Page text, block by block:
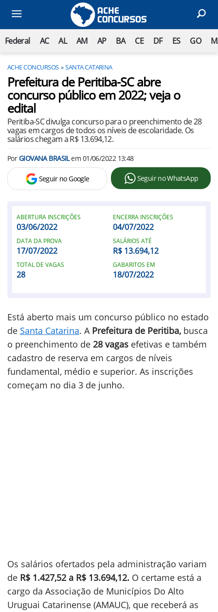
Federal AC AL AM AP BA CE DF ES GO
ACHE CONCURSOS SANTA CATARINA
Prefeitura de Peritiba-SC abre
concurso público em 2022; veja o
edital
Peritiba-SC divulga concurso para o preenchimento de 28
vagas em cargos de todos os níveis de escolaridade. Os
salários chegam a R$ 13.694,12.
PorGIOVANA BRASILem 01/06/2022 13:48
Seguir no Google Seguir no WhatsApp
Está aberto mais um concurso público no estado
de Santa Catarina. A Prefeitura de Peritiba, busca
o preenchimento de 28 vagas efetivas e também
cadastro de reserva em cargos de níveis
fundamental, médio e superior. As inscrições
começam no dia 3 de junho.
ABERTURA INSCRIÇÕES
03/06/2022
ENCERRA INSCRIÇÕES
04/07/2022
DATA DA PROVA
17/07/2022
SALÁRIOS ATÉ
R$ 13.694,12
TOTAL DE VAGAS
28
GABARITOS EM
18/07/2022
Os salários ofertados pela administração variam
de R$ 1.427,52 a R$ 13.694,12. O certame está a
cargo da Associação de Municípios Do Alto
Uruguai Catarinense (AMAUC), que receberá as